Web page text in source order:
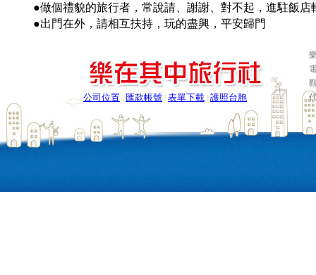
●做個禮貌的旅行者，常說請、謝謝、對不起，進駐飯
●出門在外，請相互扶持，玩的盡興，平安歸門
公司位置 匯款帳號 表單下載 |護照台胞